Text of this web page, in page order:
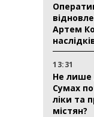
Артем
13:31
Не лише
Сумах
ліки та
містян?